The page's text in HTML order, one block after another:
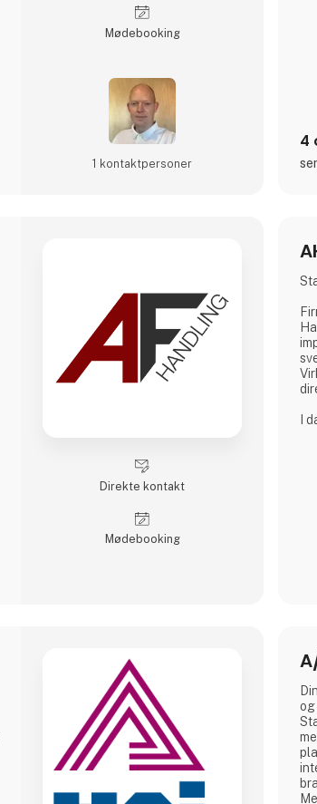
Møde­booking
1 kontakt­personer
4
Direkte kontakt
Møde­booking
I